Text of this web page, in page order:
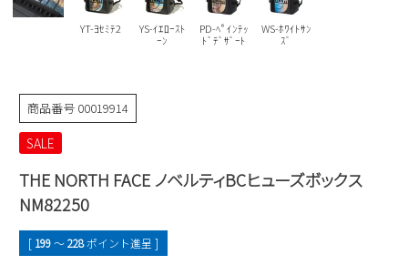
puma
GAP
new balance
瞬足
メルマガ購買
営業日カレンダー
2026 年8月
日 月 火
YT-ﾖｾﾐﾃ2
YS-ｲｴﾛｰｽﾄ
ｰﾝ
PD-ﾍﾟｲﾝﾃｯ
ﾄﾞﾃﾞｻﾞｰﾄ
WS-ﾎﾜｲﾄｻﾝ
ｽﾞ
商品番号 00019914
SALE
THE NORTH FACE ノベルティBCヒューズボックス
NM82250
[ 199〜228ポイント進呈 ]